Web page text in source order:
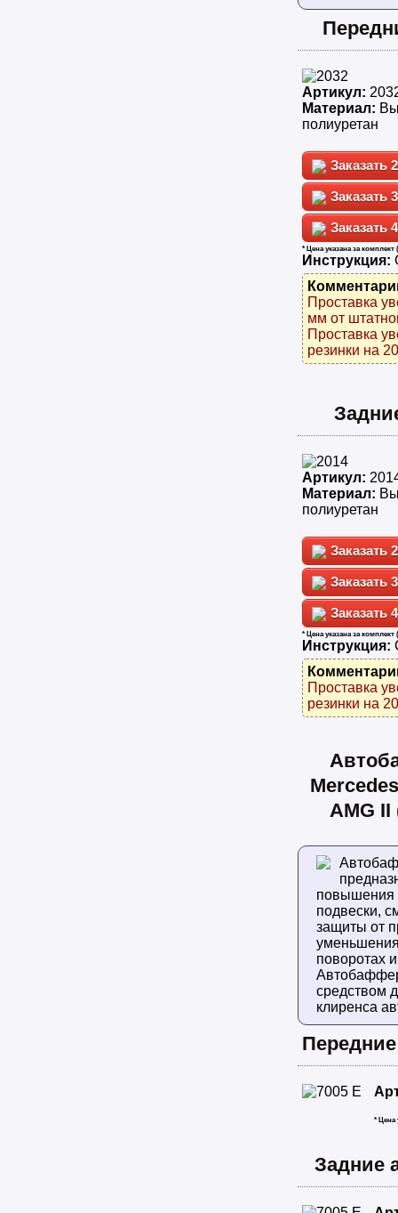
Артикул:
Материал:
полиуретан
* Цена указана за комплект
Инструкция:
Проставка
мм от
Проставка
резинки на
Артикул:
Материал:
полиуретан
* Цена указана за комплект
Инструкция:
Проставка
резинки на
AMG II
повышения
подвески,
защиты от
поворотах
средством
клиренса
* Цена
Задние